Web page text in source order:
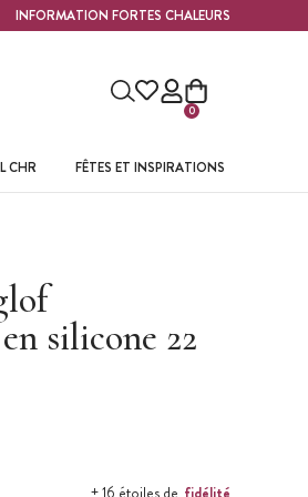
INFORMATION FORTES CHALEURS
0
CHR FÊTES ET INSPIRATIONS
silicone 22